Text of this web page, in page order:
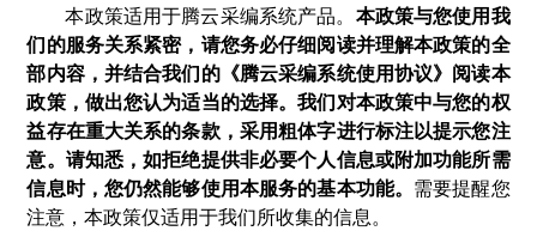
本政策适用于腾云采编系统产品。 本政策与您使用我
们的服务关系紧密，请您务必仔细阅读并理解本政策的全
部内容，并结合我们的《腾云采编系统使用协议》阅读本
政策，做出您认为适当的选择。我们对本政策中与您的权
益存在重大关系的条款，采用粗体字进行标注以提示您注
意。请知悉，如拒绝提供非必要个人信息或附加功能所需
信息时，您仍然能够使用本服务的基本功能。 需要提醒您
注意，本政策仅适用于我们所收集的信息。